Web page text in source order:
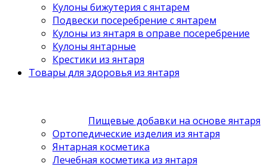
Кулоны бижутерия с янтарем
Подвески посеребрение с янтарем
Кулоны из янтаря в оправе посеребрение
Кулоны янтарные
Крестики из янтаря
Товары для здоровья из янтаря
Пищевые добавки на основе янтаря
Ортопедические изделия из янтаря
Янтарная косметика
Лечебная косметика из янтаря